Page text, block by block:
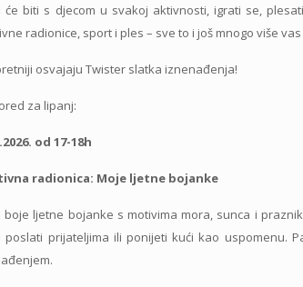
će biti s djecom u svakoj aktivnosti, igrati se,
radionice, sport i ples – sve to i još mnogo više vas
osvajaju Twister slatka iznenađenja!
za lipanj:
od 17-18h
radionica: Moje ljetne bojanke
boje ljetne bojanke s motivima mora, sunca i
poslati prijateljima ili ponijeti kući kao uspomenu.